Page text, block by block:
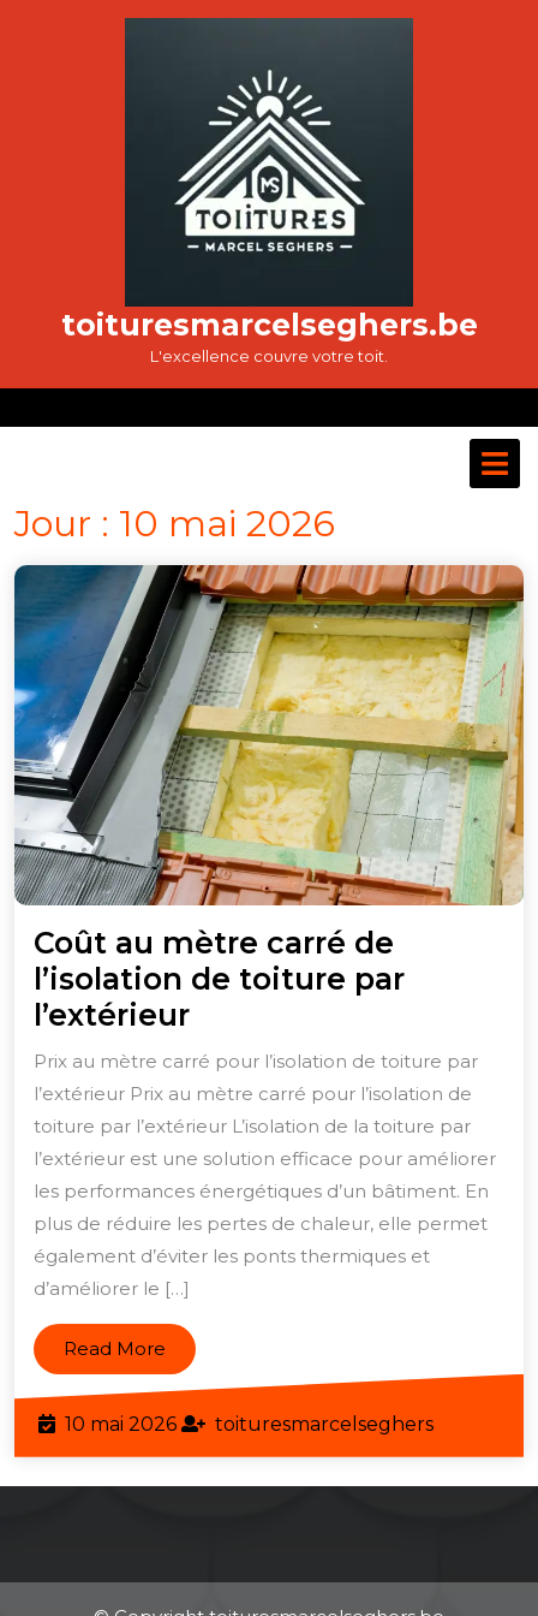
toituresmarcelseghers.be
L'excellence couvre votre toit.
Jour : 10 mai 2026
Coût au mètre carré de
l’isolation de toiture par
l’extérieurCoût
au
mètre
carré
de
l’isolation
de
toiture
l’extérieur
Prix au mètre carré pour l’isolation de toiture par
l’extérieur Prix au mètre carré pour l’isolation de
toiture par l’extérieur L’isolation de la toiture par
l’extérieur est une solution efficace pour améliorer
les performances énergétiques d’un bâtiment. En
plus de réduire les pertes de chaleur, elle permet
également d’éviter les ponts thermiques et
d’améliorer le […]
Read More Read
More
10 mai 202610
mai
toituresmarcelseghers